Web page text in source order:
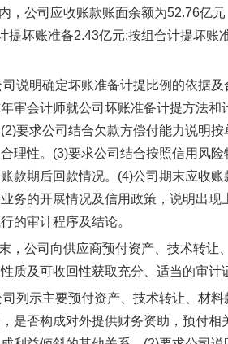
，公司应收账款账面余额为52.76亿
提坏账准备2.43亿元;按组合计提坏
司说明确定坏账准备计提比例的依据
审会计师就公司坏账准备计提方法
要求公司结合欠款方偿付能力说明
理性。(3)要求公司结合按照信用风
款期后回款情况。(4)公司期末应收
务的开展情况及信用政策，说明出
的审计程序及结论。
，公司向供应商预付资产、技术转让
性质及可收回性获取充分、适当的审计
司列示主要预付资产、技术转让、材
是否构成对外提供财务资助，预付